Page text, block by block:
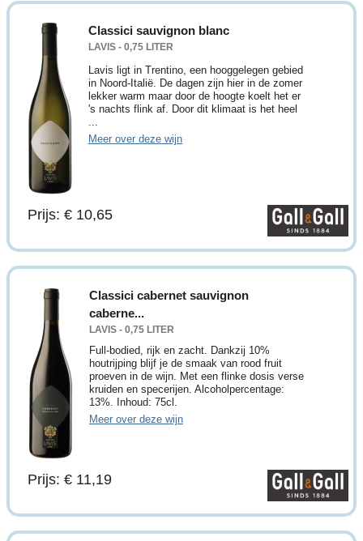
Classici sauvignon blanc
LAVIS - 0,75 LITER
Lavis ligt in Trentino, een hooggelegen gebied
in Noord-Italië. De dagen zijn hier in de zomer
lekker warm maar door de hoogte koelt het er
's nachts flink af. Door dit klimaat is het heel
Meer over deze wijn
Prijs: € 10,65
Classici cabernet sauvignon
caberne...
LAVIS - 0,75 LITER
Full-bodied, rijk en zacht. Dankzij 10%
houtrijping blijf je de smaak van rood fruit
proeven in de wijn. Met een flinke dosis verse
kruiden en specerijen. Alcoholpercentage:
13%. Inhoud: 75cl.
Meer over deze wijn
Prijs: € 11,19